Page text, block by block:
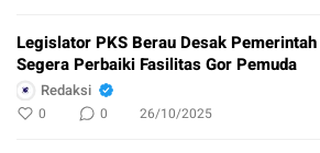
Legislator PKS Berau Desak
Segera Perbaiki Fasilitas Gor Pemuda
Redaksi
0 0 26/10/2025